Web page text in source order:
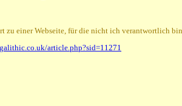
zu einer Webseite, für die nicht ich verantwortlich
article.php?sid=11271